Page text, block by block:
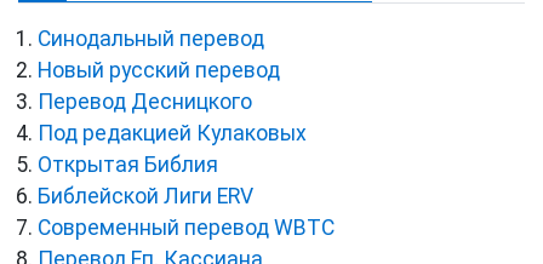
Синодальный перевод
Новый русский перевод
Перевод Десницкого
Под редакцией Кулаковых
Открытая Библия
Библейской Лиги ERV
Cовременный перевод WBTC
Перевод Еп. Кассиана